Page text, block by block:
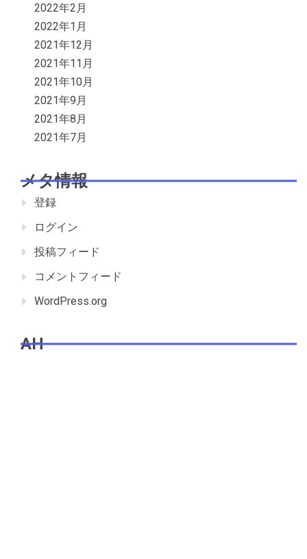
2022年2月
2022年1月
2021年12月
2021年11月
2021年10月
2021年9月
2021年8月
2021年7月
メタ情報
登録
ログイン
投稿フィード
コメントフィード
WordPress.org
AH